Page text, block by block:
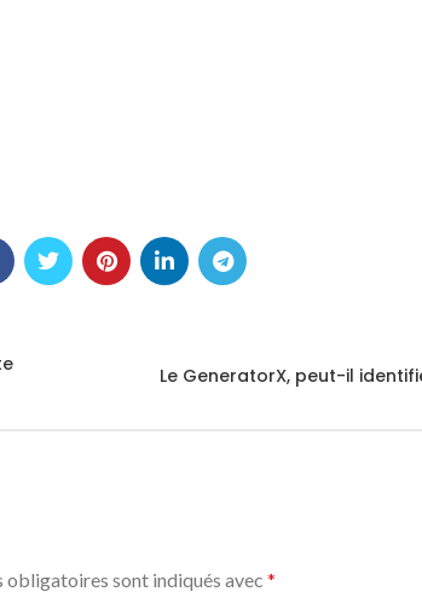
Le GeneratorX, peut-il
obligatoires sont indiqués avec *